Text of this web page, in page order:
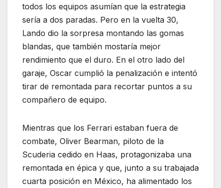
todos los equipos asumían que la estrategia
sería a dos paradas. Pero en la vuelta 30,
Lando dio la sorpresa montando las gomas
blandas, que también mostaría mejor
rendimiento que el duro. En el otro lado del
garaje, Oscar cumplió la penalización e intentó
tirar de remontada para recortar puntos a su
compañero de equipo.
Mientras que los Ferrari estaban fuera de
combate, Oliver Bearman, piloto de la
Scuderia cedido en Haas, protagonizaba una
remontada en épica y que, junto a su trabajada
cuarta posición en México, ha alimentado los